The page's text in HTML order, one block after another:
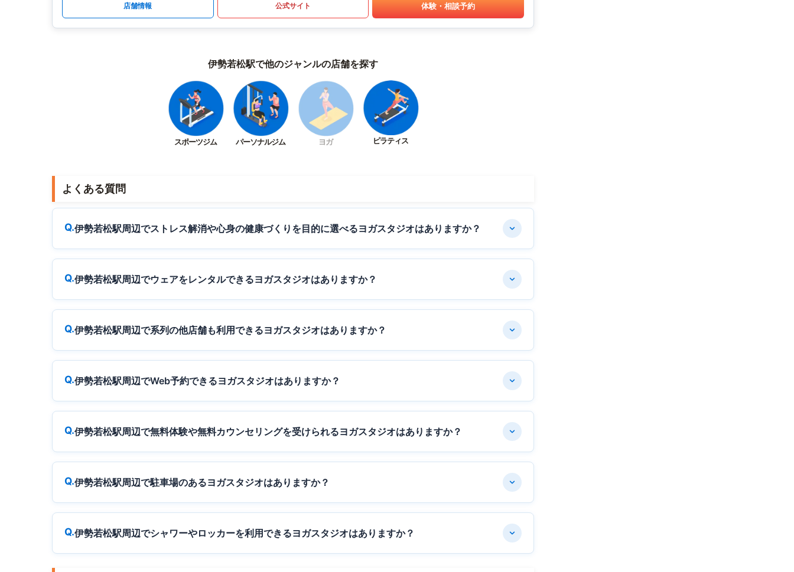
店舗情報 公式サイト 体験・相談予約
伊勢若松駅で他のジャンルの店舗を探す
スポーツジム パーソナルジム ヨガ ピラティス
よくある質問
伊勢若松駅周辺でストレス解消や心身の健康づくりを目的に選べるヨガスタジオはありますか？
伊勢若松駅周辺でウェアをレンタルできるヨガスタジオはありますか？
伊勢若松駅周辺で系列の他店舗も利用できるヨガスタジオはありますか？
伊勢若松駅周辺でWeb予約できるヨガスタジオはありますか？
伊勢若松駅周辺で無料体験や無料カウンセリングを受けられるヨガスタジオはありますか？
伊勢若松駅周辺で駐車場のあるヨガスタジオはありますか？
伊勢若松駅周辺でシャワーやロッカーを利用できるヨガスタジオはありますか？